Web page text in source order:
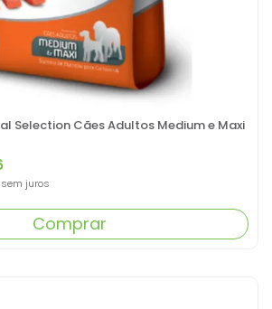
Selection Cães Adultos Medium e Maxi
sem juros
Comprar